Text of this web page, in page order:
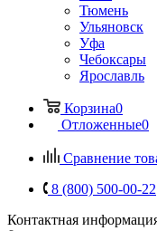
Тюмень
Ульяновск
Уфа
Чебоксары
Ярославль
Корзина0
Отложенные0
Сравнение
8 (800) 500-00-22
Контактная